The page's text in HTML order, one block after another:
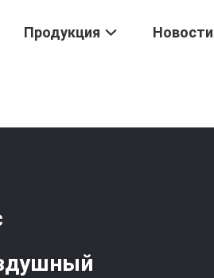
Продукция Новости